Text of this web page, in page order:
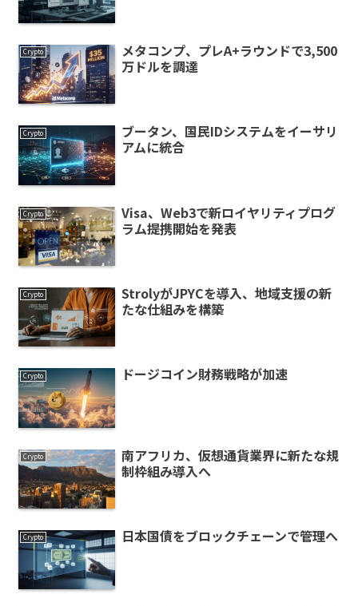
Crypto
メタコンプ、プレA+ラウンドで3,500
万ドルを調達
Crypto
ブータン、国民IDシステムをイーサリ
アムに統合
Crypto
Visa、Web3で新ロイヤリティプログ
ラム提携開始を発表
Crypto
StrolyがJPYCを導入、地域支援の新
たな仕組みを構築
Crypto ドージコイン財務戦略が加速
Crypto
南アフリカ、仮想通貨業界に新たな規
制枠組み導入へ
Crypto 日本国債をブロックチェーンで管理へ